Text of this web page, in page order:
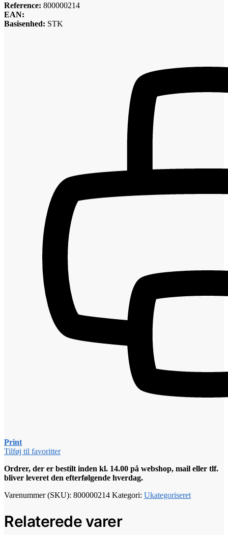
Reference: 800000214
EAN:
Basisenhed: STK
Print
Tilføj til favoritter
Ordrer, der er bestilt inden kl. 14.00 på webshop, mail eller tlf.
bliver leveret den efterfølgende hverdag.
Varenummer (SKU): 800000214 Kategori: Ukategoriseret
Relaterede varer